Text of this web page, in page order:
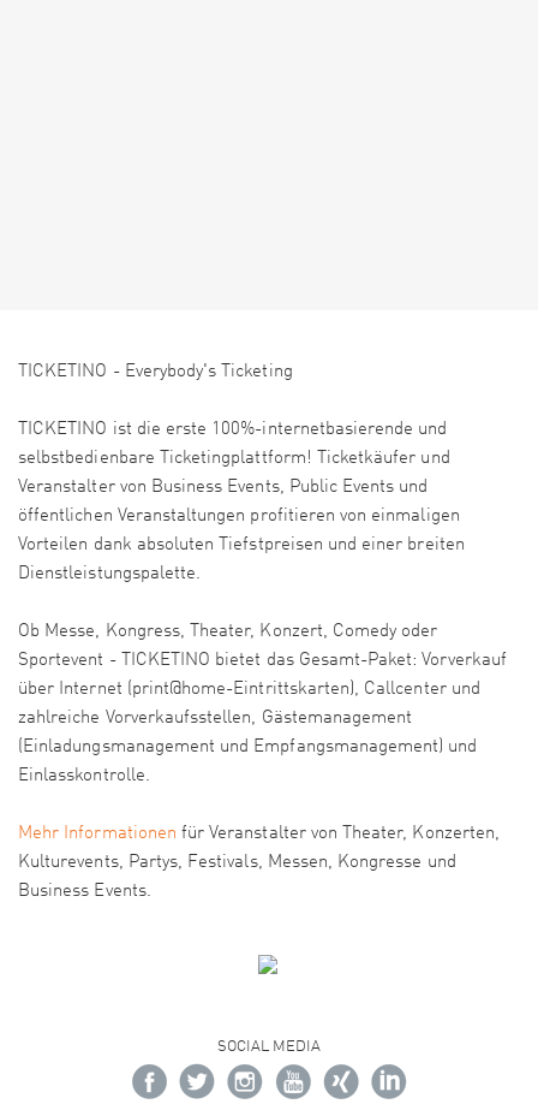
TICKETINO - Everybody's Ticketing
TICKETINO ist die erste 100%-internetbasierende und
selbstbedienbare Ticketingplattform! Ticketkäufer und
Veranstalter von Business Events, Public Events und
öffentlichen Veranstaltungen profitieren von einmaligen
Vorteilen dank absoluten Tiefstpreisen und einer breiten
Dienstleistungspalette.
Ob Messe, Kongress, Theater, Konzert, Comedy oder
Sportevent - TICKETINO bietet das Gesamt-Paket: Vorverkauf
über Internet (print@home-Eintrittskarten), Callcenter und
zahlreiche Vorverkaufsstellen, Gästemanagement
(Einladungsmanagement und Empfangsmanagement) und
Einlasskontrolle.
Mehr Informationen für Veranstalter von Theater, Konzerten,
Kulturevents, Partys, Festivals, Messen, Kongresse und
Business Events.
SOCIAL MEDIA